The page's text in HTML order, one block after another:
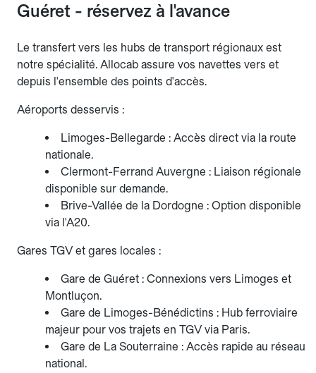
Guéret - réservez à l'avance
Le transfert vers les hubs de transport régionaux est
notre spécialité. Allocab assure vos navettes vers et
depuis l'ensemble des points d'accès.
Aéroports desservis :
Limoges-Bellegarde : Accès direct via la route
nationale.
Clermont-Ferrand Auvergne : Liaison régionale
disponible sur demande.
Brive-Vallée de la Dordogne : Option disponible
via l'A20.
Gares TGV et gares locales :
Gare de Guéret : Connexions vers Limoges et
Montluçon.
Gare de Limoges-Bénédictins : Hub ferroviaire
majeur pour vos trajets en TGV via Paris.
Gare de La Souterraine : Accès rapide au réseau
national.